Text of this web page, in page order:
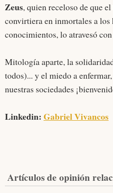
Zeus, quien receloso de que
convirtiera en inmortales a los
conocimientos, lo atravesó
Mitología aparte, la
todos)... y el miedo a
nuestras sociedades
Linkedin:Gabriel Vivancos
Artículos de opinión